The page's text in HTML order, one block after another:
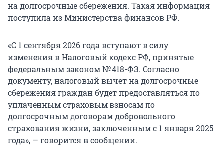
на долгосрочные сбережения. Такая информация
поступила из Министерства финансов РФ.
«С 1 сентября 2026 года вступают в силу
изменения в Налоговый кодекс РФ, принятые
федеральным законом№ 418-ФЗ. Согласно
документу, налоговый вычет на долгосрочные
сбережения граждан будет предоставляться по
уплаченным страховым взносам по
долгосрочным договорам добровольного
страхования жизни, заключенным с 1 января 2025
года», — говорится в сообщении.